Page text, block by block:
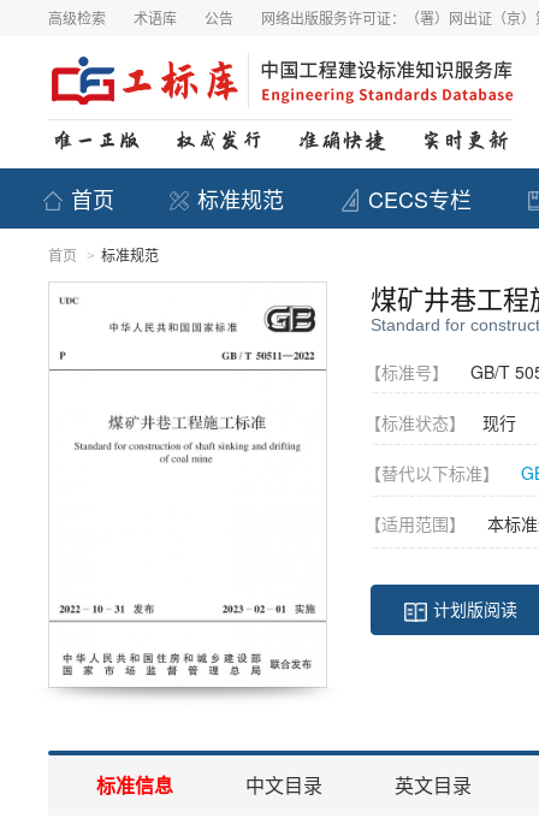
高级检索 术语库 公告 网络出版服务许可证：（署）网出证（京
首页 标准规范 CECS专栏
首页 > 标准规范
煤矿井巷工程
Standard for
【标准号】 GB/T
【标准状态】 现行
【替代以下标准】
【适用范围】 本标
计划版阅读
标准信息 中文目录 英文目录